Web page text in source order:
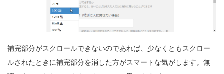
補完部分がスクロールできないのであれば、少なくともスクロー
ルされたときに補完部分を消した方がスマートな気がします。無